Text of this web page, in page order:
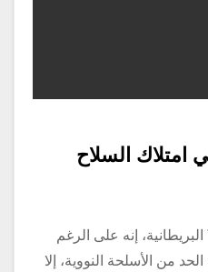
امتلاك السلاح
إنه على الرغم
من الأسلحة النووية، إلا